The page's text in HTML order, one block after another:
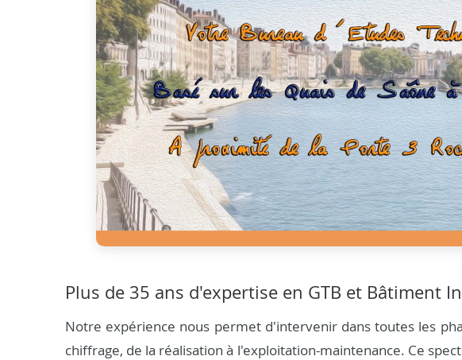
Plus de 35 ans d'expertise en GTB et Bâtiment
Notre expérience nous permet d'intervenir dans toutes les
chiffrage, de la réalisation à l'exploitation-maintenance. Ce